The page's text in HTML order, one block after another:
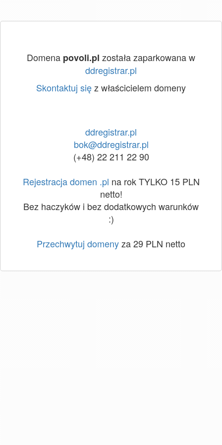
Domena povoli.pl została zaparkowana w
ddregistrar.pl
Skontaktuj sięz właścicielem domeny
ddregistrar.pl
bok@ddregistrar.pl
(+48) 22 211 22 90
Rejestracja domen .pl na rok TYLKO 15 PLN
netto!
Bez haczyków i bez dodatkowych warunków
:)
Przechwytuj domenyza 29 PLN netto